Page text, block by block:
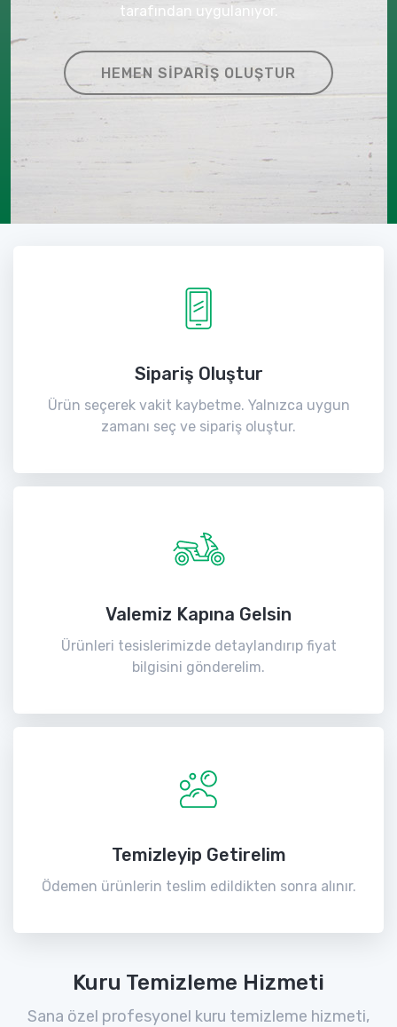
tarafından uygulanıyor.
HEMEN SIPARIŞ OLUŞTUR
Sipariş Oluştur
Ürün seçerek vakit kaybetme. Yalnızca uygun
zamanı seç ve sipariş oluştur.
Valemiz Kapına Gelsin
Ürünleri tesislerimizde detaylandırıp fiyat
bilgisini gönderelim.
Temizleyip Getirelim
Ödemen ürünlerin teslim edildikten sonra alınır.
Kuru Temizleme Hizmeti
Sana özel profesyonel kuru temizleme hizmeti,